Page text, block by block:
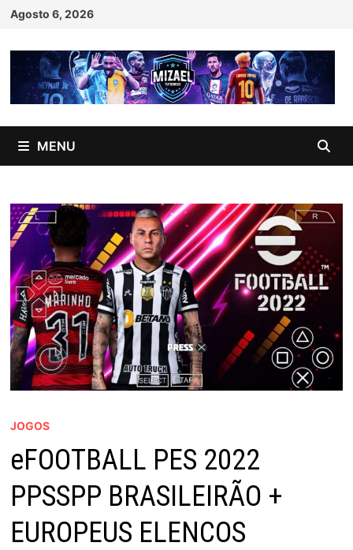
Skip
content
Agosto 6, 2026
MENU
JOGOS
eFOOTBALL PES 2022
PPSSPP BRASILEIRÃO +
EUROPEUS ELENCOS